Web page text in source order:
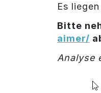
Es
Bitte
aimer/
Analyse